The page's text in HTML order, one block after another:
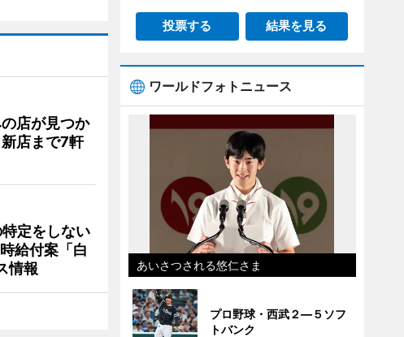
店が見つか
店まで7軒
定をしない
給付案「白
情報
投票する 結果を見る
ワールドフォトニュース
あいさつされる悠仁さま
プロ野球・西武２―５ソフ
トバンク